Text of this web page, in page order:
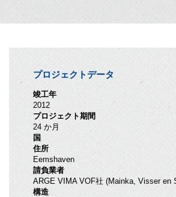
プロジェクトデータ
竣工年
2012
プロジェクト期間
24 か月
国
住所
Eemshaven
請負業者
ARGE VIMA VOF社 (Mainka, Visser en
構造